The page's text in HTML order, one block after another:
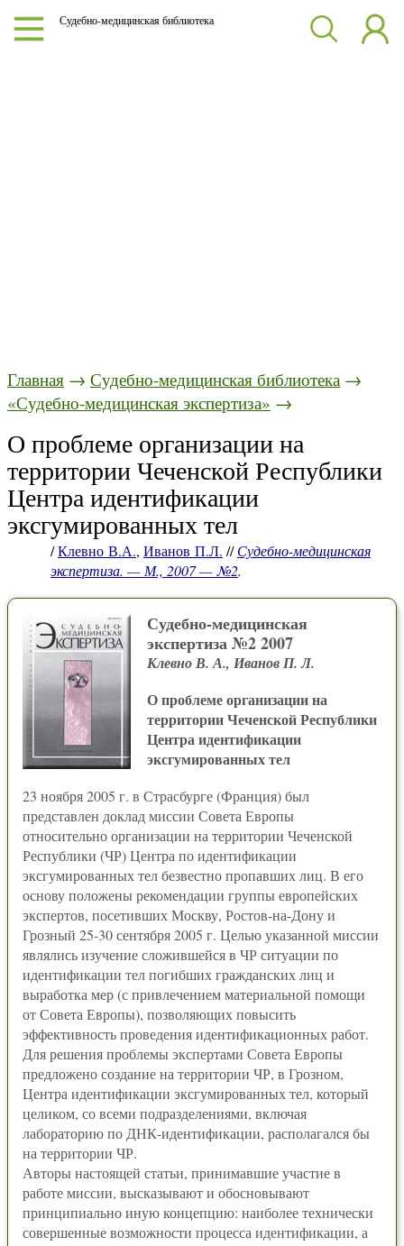
Судебно-медицинская библиотека
Главная → Судебно-медицинская библиотека →
«Судебно-медицинская экспертиза» →
О проблеме организации на
территории Чеченской Республики
Центра идентификации
эксгумированных тел
/Клевно В.А., Иванов П.Л. //Судебно-медицинская
экспертиза. — М., 2007 — №2.
Судебно-медицинская
экспертиза №2 2007
Клевно В. А., Иванов П. Л.
О проблеме организации на
территории Чеченской Республики
Центра идентификации
эксгумированных тел
23 ноября 2005 г. в Страсбурге (Франция) был
представлен доклад миссии Совета Европы
относительно организации на территории Чеченской
Республики (ЧР) Центра по идентификации
эксгумированных тел безвестно пропавших лиц. В его
основу положены рекомендации группы европейских
экспертов, посетивших Москву, Ростов-на-Дону и
Грозный 25-30 сентября 2005 г. Целью указанной миссии
являлись изучение сложившейся в ЧР ситуации по
идентификации тел погибших гражданских лиц и
выработка мер (с привлечением материальной помощи
от Совета Европы), позволяющих повысить
эффективность проведения идентификационных работ.
Для решения проблемы экспертами Совета Европы
предложено создание на территории ЧР, в Грозном,
Центра идентификации эксгумированных тел, который
целиком, со всеми подразделениями, включая
лабораторию по ДНК-идентификации, располагался бы
на территории ЧР.
Авторы настоящей статьи, принимавшие участие в
работе миссии, высказывают и обосновывают
принципиально иную концепцию: наиболее технически
совершенные возможности процесса идентификации, а